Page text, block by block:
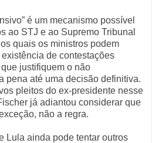
é um mecanismo possível
ao STJ e ao Supremo Tribunal
quais os ministros podem
de contestações
justifiquem o não
pena até uma decisão definitiva.
pleitos do ex-presidente nesse
já adiantou considerar que
não a regra.
Lula ainda pode tentar outros